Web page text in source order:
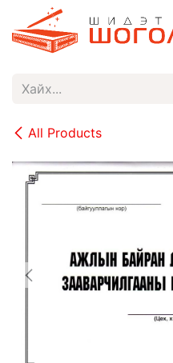
Skip to Content
All Products